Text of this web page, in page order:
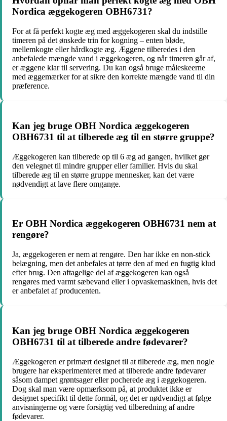
Nordica æggekogeren OBH6731?
For at få perfekt kogte æg med æggekogeren skal du indstille
timeren på det ønskede trin for kogning – enten bløde,
mellemkogte eller hårdkogte æg. Æggene tilberedes i den
anbefalede mængde vand i æggekogeren, og når timeren går af,
er æggene klar til servering. Du kan også bruge måleskeerne
med æggemærker for at sikre den korrekte mængde vand til din
præference.
Kan jeg bruge OBH Nordica æggekogeren
OBH6731 til at tilberede æg til en større gruppe?
Æggekogeren kan tilberede op til 6 æg ad gangen, hvilket gør
den velegnet til mindre grupper eller familier. Hvis du skal
tilberede æg til en større gruppe mennesker, kan det være
nødvendigt at lave flere omgange.
Er OBH Nordica æggekogeren OBH6731 nem at
rengøre?
Ja, æggekogeren er nem at rengøre. Den har ikke en non-stick
belægning, men det anbefales at tørre den af med en fugtig klud
efter brug. Den aftagelige del af æggekogeren kan også
rengøres med varmt sæbevand eller i opvaskemaskinen, hvis det
er anbefalet af producenten.
Kan jeg bruge OBH Nordica æggekogeren
OBH6731 til at tilberede andre fødevarer?
Æggekogeren er primært designet til at tilberede æg, men nogle
brugere har eksperimenteret med at tilberede andre fødevarer
såsom dampet grøntsager eller pocherede æg i æggekogeren.
Dog skal man være opmærksom på, at produktet ikke er
designet specifikt til dette formål, og det er nødvendigt at følge
anvisningerne og være forsigtig ved tilberedning af andre
fødevarer.